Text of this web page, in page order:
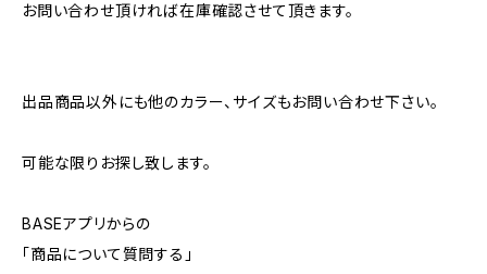
お問い合わせ頂ければ在庫確認させて頂きます。
出品商品以外にも他のカラー、サイズもお問い合わせ下さい。
可能な限りお探し致します。
BASEアプリからの
「商品について質問する」